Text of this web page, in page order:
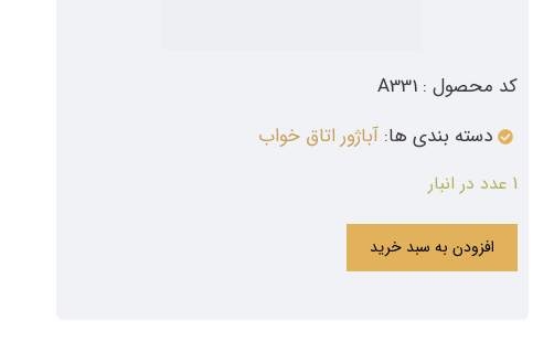
کد محصول : A331
دسته بندی ها: آباژور اتاق خواب
1 عدد در انبار
افزودن به سبد خرید